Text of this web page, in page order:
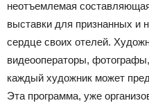
неотъемлемая
выставки для признанных и
сердце своих отелей.
видеооператоры,
каждый художник может
Эта программа, уже